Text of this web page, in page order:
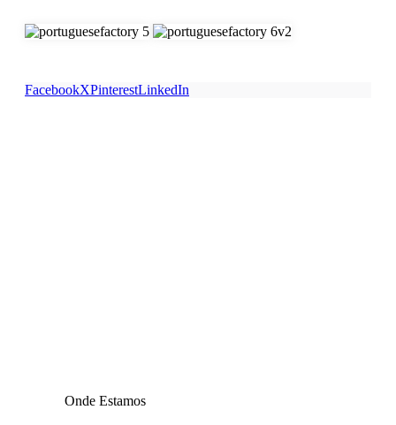
FacebookXPinterestLinkedIn
Onde Estamos